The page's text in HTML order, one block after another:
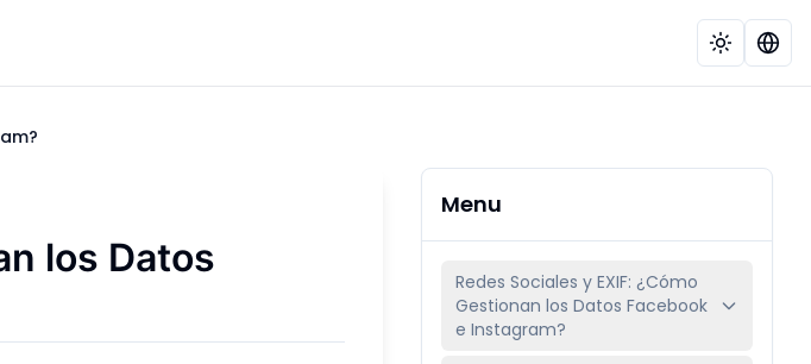
los Datos
Menu
Redes Sociales y EXIF: ¿Cómo
Gestionan los Datos Facebook
e Instagram?